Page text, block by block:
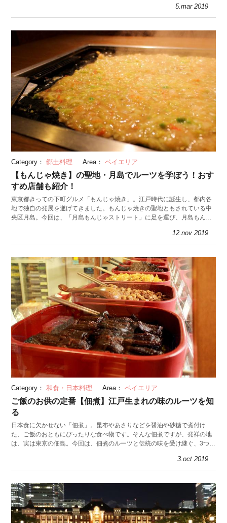
5.mar 2019
Category： 郷土料理 Area： ベイエリア
【もんじゃ焼き】の聖地・月島でルーツを学ぼう！おす
すめ店舗も紹介！
東京都きっての下町グルメ「もんじゃ焼き」。江戸時代に誕生し、都内各
地で独自の発展を遂げてきました。もんじゃ焼きの聖地ともされている中
央区月島。今回は、「月島もんじゃストリート」に足を運び、月島もんじ
12.nov 2019
Category： 和食・日本料理 Area： ベイエリア
ご飯のお供の定番【佃煮】江戸生まれの味のルーツを知
る
日本食に欠かせない「佃煮」。昆布やあさりなどを醤油や砂糖で煮付け
た、ご飯のおともにぴったりな食べ物です。そんな佃煮ですが、発祥の地
は、実は東京の佃島。今回は、佃煮のルーツと伝統の味を受け継ぐ、3つの
3.oct 2019